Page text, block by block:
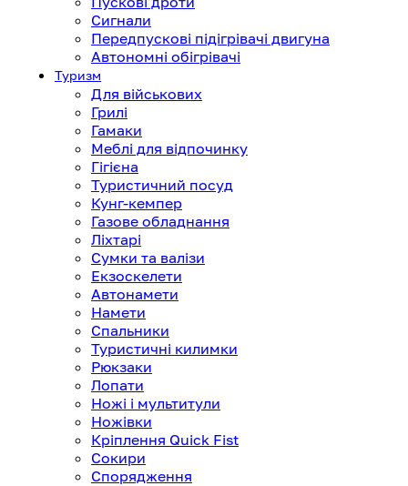
Сигнали
Передпускові підігрівачі двигуна
Автономні обігрівачі
Туризм
Для військових
Грилі
Гамаки
Меблі для відпочинку
Гігієна
Туристичний посуд
Кунг-кемпер
Газове обладнання
Ліхтарі
Сумки та валізи
Екзоскелети
Автонамети
Намети
Спальники
Туристичні килимки
Рюкзаки
Лопати
Ножі і мультитули
Ножівки
Кріплення Quick Fist
Сокири
Спорядження